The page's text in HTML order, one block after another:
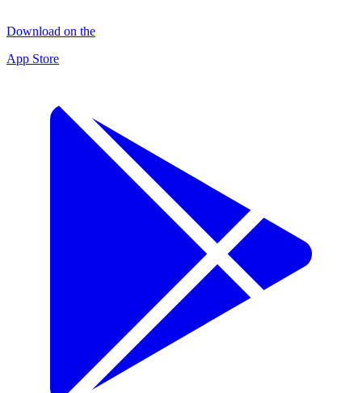
Download on the
App Store